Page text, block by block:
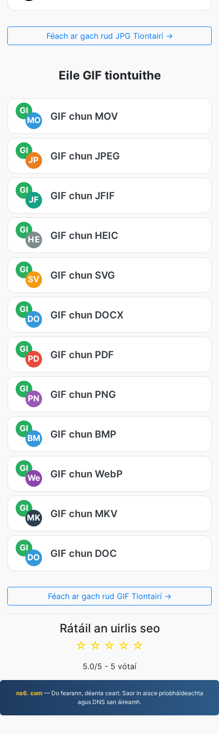
Féach ar gach rud JPG Tiontairí →
Eile GIF tiontuithe
GI
MO
GIF chun MOV
GI
JP
GIF chun JPEG
GI
JF
GIF chun JFIF
GI
HE
GIF chun HEIC
GI
SV
GIF chun SVG
GI
DO
GIF chun DOCX
GI
PD
GIF chun PDF
GI
PN
GIF chun PNG
GI
BM
GIF chun BMP
GI
We
GIF chun WebP
GI
MK
GIF chun MKV
GI
DO
GIF chun DOC
Féach ar gach rud GIF Tiontairí →
Rátáil an uirlis seo
☆
☆
☆
☆
☆
5.0/5 - 5 vótaí
ns6. com— Do fearann, déanta ceart. Saor in aisce príobháideachta
agus DNS san áireamh.